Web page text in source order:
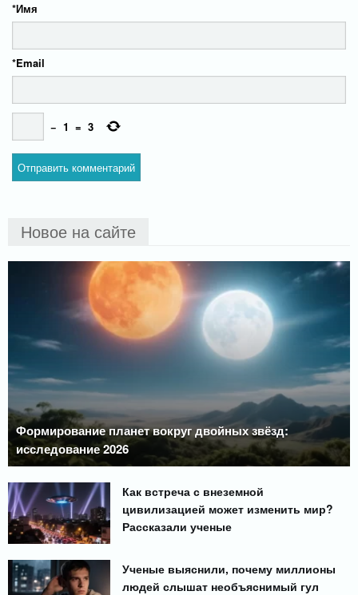
Имя
*
Email
*
− 1 = 3
Новое на сайте
Формирование планет вокруг двойных звёзд:
исследование 2026
Как встреча с внеземной
цивилизацией может изменить мир?
Рассказали ученые
Ученые выяснили, почему миллионы
людей слышат необъяснимый гул